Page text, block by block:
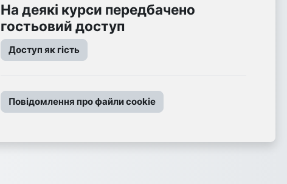
На деякі курси передбачено
гостьовий доступ
Доступ як гість
Повідомлення про файли cookie